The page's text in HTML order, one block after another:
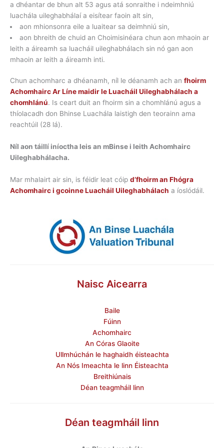
a dhéantar de bhun alt 53 agus atá sonraithe i ndeimhniú
luachála uileghabhálaí a eisítear faoin alt sin,
aon mhionsonra eile a luaitear sa deimhniú sin,
aon bhreith de chuid an Choimisinéara chun aon mhaoin ar
leith a áireamh sa luacháil uileghabhálach sin nó gan aon
mhaoin ar leith a áireamh inti.
Chun achomharc a dhéanamh, níl le déanamh ach an fhoirm
Achomhairc Ar Líne maidir le Luacháil Uileghabhálach a
chomhlánú. Is ceart duit an fhoirm sin a chomhlánú agus a
thíolacadh don Bhinse Luachála laistigh den teorainn ama
reachtúil (28 lá).
Níl aon táillí iníoctha leis an mBinse i leith Achomhairc
Uileghabhálacha.
Mar mhalairt air sin, is féidir leat cóip d’fhoirm an Fhógra
Achomhairc i gcoinne Luacháil Uileghabhálach a íoslódáil.
Naisc Aicearra
Baile
Fúinn
Achomhairc
An Córas Glaoite
Ullmhúchán le haghaidh éisteachta
An Nós Imeachta le linn Éisteachta
Breithiúnais
Déan teagmháil linn
Déan teagmháil linn